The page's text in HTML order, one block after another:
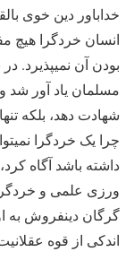
خداباور دین خوی
انسان خردگرا هیچ
بودن آن نمیپذیرد.
مسلمان یاد آور شد
شهادت دهد، بلکه
چرا یک خردگرا
داشته باشد آگاه
ورزی علمی و
گرگان دینفروش به
اندکی از قوه